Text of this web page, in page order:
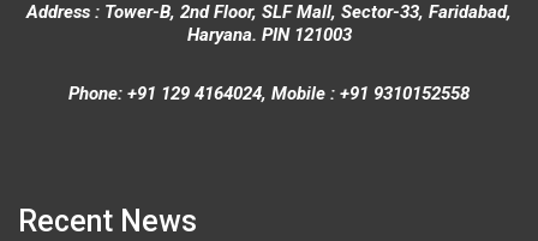
Address : Tower-B, 2nd Floor, SLF Mall, Sector-33, Faridabad,
Haryana. PIN 121003
Phone: +91 129 4164024, Mobile : +91 9310152558
Recent News